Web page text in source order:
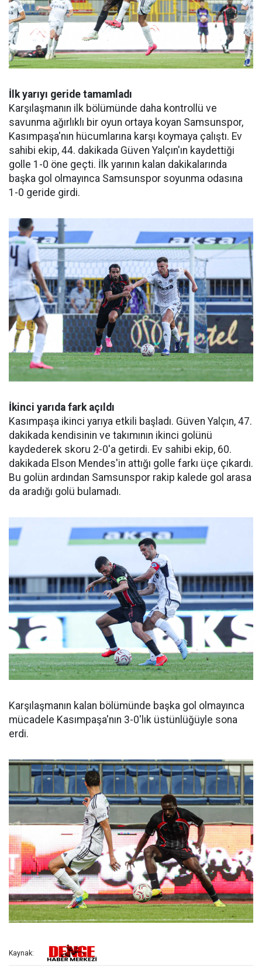
İlk yarıyı geride tamamladı
Karşılaşmanın ilk bölümünde daha kontrollü ve
savunma ağırlıklı bir oyun ortaya koyan Samsunspor,
Kasımpaşa'nın hücumlarına karşı koymaya çalıştı. Ev
sahibi ekip, 44. dakikada Güven Yalçın'ın kaydettiği
golle 1-0 öne geçti. İlk yarının kalan dakikalarında
başka gol olmayınca Samsunspor soyunma odasına
1-0 geride girdi.
İkinci yarıda fark açıldı
Kasımpaşa ikinci yarıya etkili başladı. Güven Yalçın, 47.
dakikada kendisinin ve takımının ikinci golünü
kaydederek skoru 2-0'a getirdi. Ev sahibi ekip, 60.
dakikada Elson Mendes'in attığı golle farkı üçe çıkardı.
Bu golün ardından Samsunspor rakip kalede gol arasa
da aradığı golü bulamadı.
Karşılaşmanın kalan bölümünde başka gol olmayınca
mücadele Kasımpaşa'nın 3-0'lık üstünlüğüyle sona
erdi.
Kaynak: